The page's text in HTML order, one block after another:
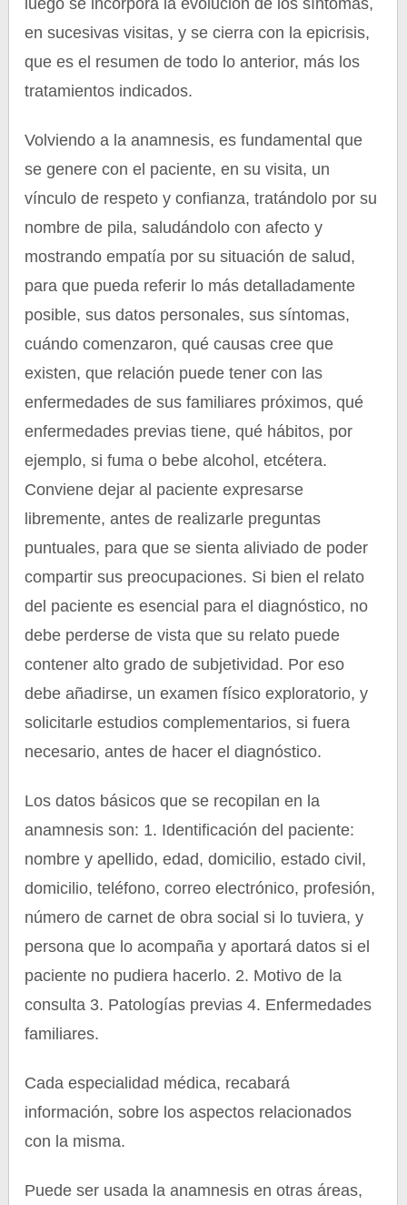
luego se incorpora la evolución de los síntomas,
en sucesivas visitas, y se cierra con la epicrisis,
que es el resumen de todo lo anterior, más los
tratamientos indicados.
Volviendo a la anamnesis, es fundamental que
se genere con el paciente, en su visita, un
vínculo de respeto y confianza, tratándolo por su
nombre de pila, saludándolo con afecto y
mostrando empatía por su situación de salud,
para que pueda referir lo más detalladamente
posible, sus datos personales, sus síntomas,
cuándo comenzaron, qué causas cree que
existen, que relación puede tener con las
enfermedades de sus familiares próximos, qué
enfermedades previas tiene, qué hábitos, por
ejemplo, si fuma o bebe alcohol, etcétera.
Conviene dejar al paciente expresarse
libremente, antes de realizarle preguntas
puntuales, para que se sienta aliviado de poder
compartir sus preocupaciones. Si bien el relato
del paciente es esencial para el diagnóstico, no
debe perderse de vista que su relato puede
contener alto grado de subjetividad. Por eso
debe añadirse, un examen físico exploratorio, y
solicitarle estudios complementarios, si fuera
necesario, antes de hacer el diagnóstico.
Los datos básicos que se recopilan en la
anamnesis son: 1. Identificación del paciente:
nombre y apellido, edad, domicilio, estado civil,
domicilio, teléfono, correo electrónico, profesión,
número de carnet de obra social si lo tuviera, y
persona que lo acompaña y aportará datos si el
paciente no pudiera hacerlo. 2. Motivo de la
consulta 3. Patologías previas 4. Enfermedades
familiares.
Cada especialidad médica, recabará
información, sobre los aspectos relacionados
con la misma.
Puede ser usada la anamnesis en otras áreas,